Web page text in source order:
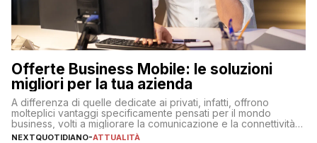
Offerte Business Mobile: le soluzioni
migliori per la tua azienda
A differenza di quelle dedicate ai privati, infatti, offrono
molteplici vantaggi specificamente pensati per il mondo
business, volti a migliorare la comunicazione e la connettività
degli utenti
NEXTQUOTIDIANO-ATTUALITÀ